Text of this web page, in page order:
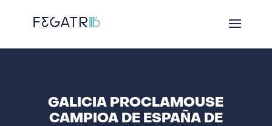
GALICIA PROCLAMOUSE
CAMPIOA DE ESPAÑA DE